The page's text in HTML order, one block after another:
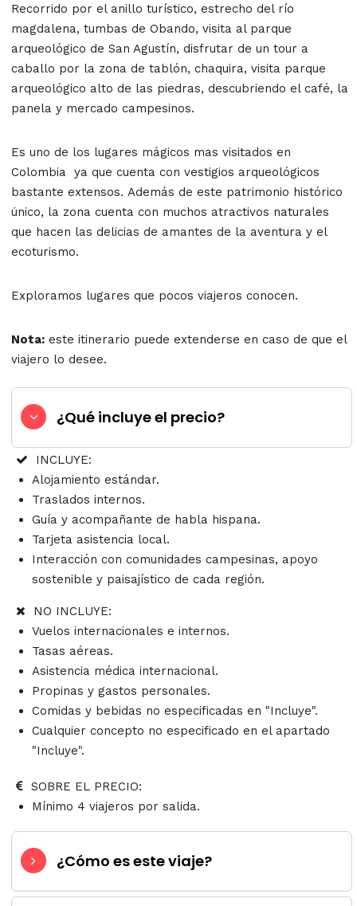
Recorrido por el anillo turístico, estrecho del río
magdalena, tumbas de Obando, visita al parque
arqueológico de San Agustín, disfrutar de un tour a
caballo por la zona de tablón, chaquira, visita parque
arqueológico alto de las piedras, descubriendo el café, la
panela y mercado campesinos.
Es uno de los lugares mágicos mas visitados en
Colombia ya que cuenta con vestigios arqueológicos
bastante extensos. Además de este patrimonio histórico
único, la zona cuenta con muchos atractivos naturales
que hacen las delicias de amantes de la aventura y el
ecoturismo.
Exploramos lugares que pocos viajeros conocen.
Nota: este itinerario puede extenderse en caso de que el
viajero lo desee.
¿Qué incluye el precio?
INCLUYE:
Alojamiento estándar.
Traslados internos.
Guía y acompañante de habla hispana.
Tarjeta asistencia local.
Interacción con comunidades campesinas, apoyo
sostenible y paisajístico de cada región.
NO INCLUYE:
Vuelos internacionales e internos.
Tasas aéreas.
Asistencia médica internacional.
Propinas y gastos personales.
Comidas y bebidas no especificadas en "Incluye".
Cualquier concepto no especificado en el apartado
"Incluye".
SOBRE EL PRECIO:
Mínimo 4 viajeros por salida.
¿Cómo es este viaje?